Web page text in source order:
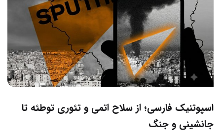
اسپوتنیک فارسی؛ از سلاح اتمی و تئوری توطئه تا
جانشینی و جنگ